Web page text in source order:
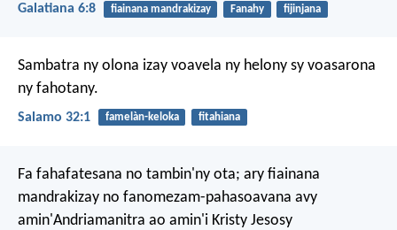
Galatiana 6:8 fiainana mandrakizay Fanahy fijinjana
Sambatra ny olona izay voavela ny helony sy voasarona
ny fahotany.
Salamo 32:1 famelàn-keloka fitahiana
Fa fahafatesana no tambin'ny ota; ary fiainana
mandrakizay no fanomezam-pahasoavana avy
amin'Andriamanitra ao amin'i Kristy Jesosy